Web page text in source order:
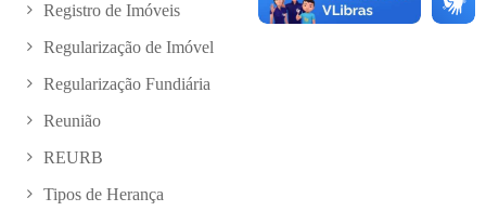
Registro de Imóveis
Regularização de Imóvel
Regularização Fundiária
Reunião
REURB
Tipos de Herança